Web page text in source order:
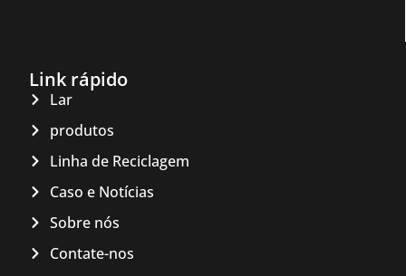
Link rápido
Lar
produtos
Linha de Reciclagem
Caso e Notícias
Sobre nós
Contate-nos